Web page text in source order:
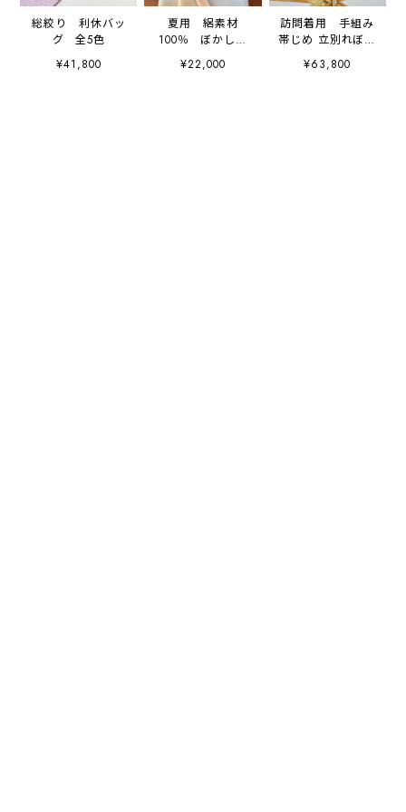
総絞り 利休バッ
グ 全5色
¥41,800
夏用 絽素材
100％ ぼかし染
め刺繍入り帯あ
げ 貝合わせ
¥22,000
訪問着用 手組み
帯じめ 立別れぼか
し染め
¥63,800